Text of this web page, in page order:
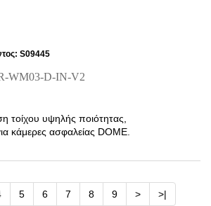
S09445
WM03-D-IN-V2
τοίχου υψηλής ποιότητας,
κάμερες ασφαλείας DOME.
5 6 7 8 9 > >|